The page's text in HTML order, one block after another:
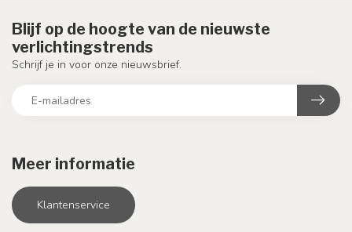
Meer informatie
Klantenservice
Blijf op de hoogte van de nieuwste
verlichtingstrends
Schrijf je in voor onze nieuwsbrief.